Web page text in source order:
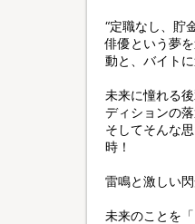
“定職なし、貯
俳優という夢
動と、バイト
未来に憧れる
ディションの
そしてそんな
時！
雷鳴と激しい
未来のことを